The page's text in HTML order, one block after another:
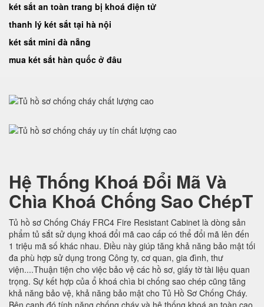
két sắt an toàn trang bị khoá điện tử
thanh lý két sắt tại hà nội
két sắt mini đà nẵng
mua két sắt hàn quốc ở đâu
Hệ Thống Khoá Đổi Mã Và
Chìa Khoá Chống Sao ChépT
Tủ hồ sơ Chống Cháy FRC4 Fire Resistant Cabinet là dòng sản
phẩm tủ sắt sử dụng khoá đổi mã cao cấp có thể đổi mã lên đến
1 triệu mã số khác nhau. Điều này giúp tăng khả năng bảo mật tối
đa phù hợp sử dụng trong Công ty, cơ quan, gia đình, thư
viện....Thuận tiện cho việc bảo vệ các hồ sơ, giấy tờ tài liệu quan
trọng. Sự kết hợp của ổ khoá chìa bi chống sao chép cũng tăng
khả năng bảo vệ, khả năng bảo mật cho Tủ Hồ Sơ Chống Cháy.
Bên cạnh đó tính năng chống cháy và hệ thống khoá an toàn cao